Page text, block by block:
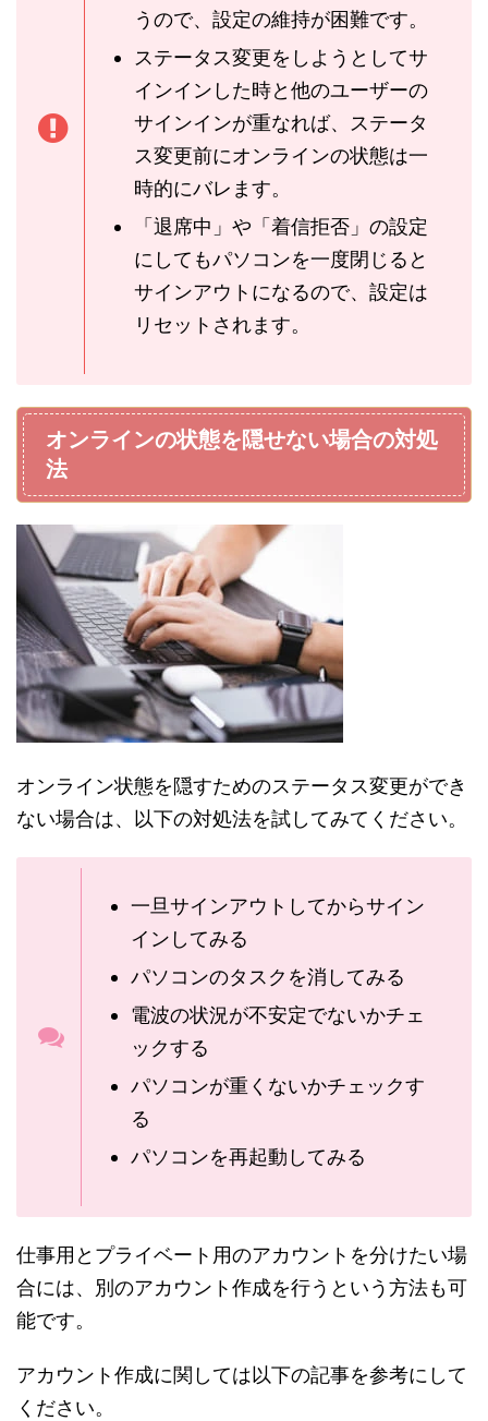
うので、設定の維持が困難です。
ステータス変更をしようとしてサ
インインした時と他のユーザーの
サインインが重なれば、ステータ
ス変更前にオンラインの状態は一
時的にバレます。
「退席中」や「着信拒否」の設定
にしてもパソコンを一度閉じると
サインアウトになるので、設定は
リセットされます。
オンラインの状態を隠せない場合の対処
法
オンライン状態を隠すためのステータス変更ができ
ない場合は、以下の対処法を試してみてください。
一旦サインアウトしてからサイン
インしてみる
パソコンのタスクを消してみる
電波の状況が不安定でないかチェ
ックする
パソコンが重くないかチェックす
る
パソコンを再起動してみる
仕事用とプライベート用のアカウントを分けたい場
合には、別のアカウント作成を行うという方法も可
能です。
アカウント作成に関しては以下の記事を参考にして
ください。